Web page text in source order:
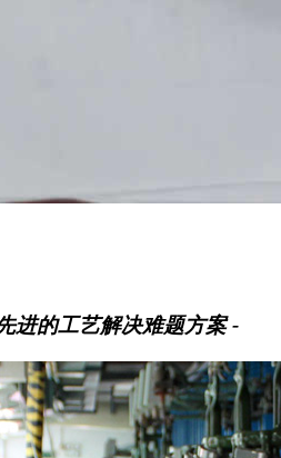
进的工艺解决难题方案 -